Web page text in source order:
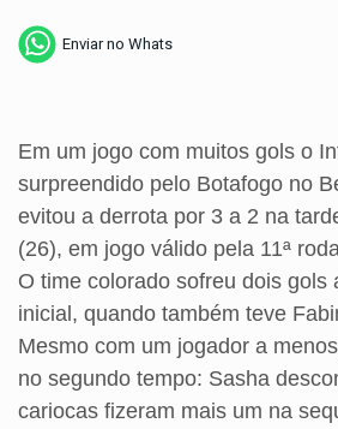
Enviar no Whats
Em um jogo com muitos gols o
surpreendido pelo Botafogo no
evitou a derrota por 3 a 2 na
(26), em jogo válido pela 11ª
O time colorado sofreu dois gols
inicial, quando também teve
Mesmo com um jogador a
no segundo tempo: Sasha
cariocas fizeram mais um na